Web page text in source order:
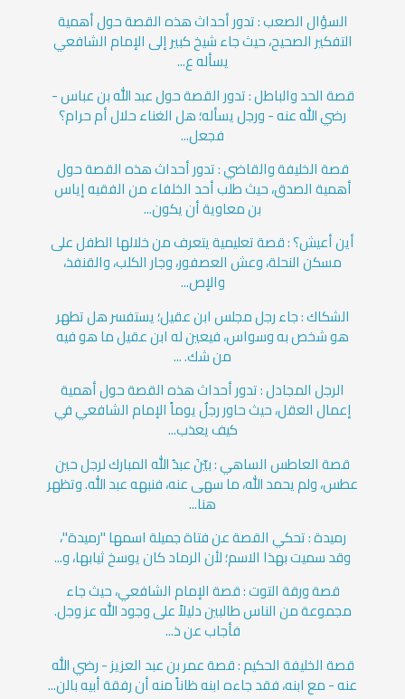
السؤال الصعب : تدور أحداث هذه القصة حول أهمية
التفكير الصحيح، حيث جاء شيخ كبير إلى الإمام الشافعي
يسأله ع...
قصة الحد والباطل : تدور القصة حول عبد الله بن عباس -
رضي الله عنه - ورجل يسأله؛ هل الغناء حلال أم حرام؟
فجعل...
قصة الخليفة والقاضي : تدور أحداث هذه القصة حول
أهمية الصدق، حيث طلب أحد الخلفاء من الفقيه إياس
بن معاوية أن يكون...
أين أعيش؟ : قصة تعليمية يتعرف من خلالها الطفل على
مسكن النحلة، وعش العصفور، وجار الكلب، والقنفذ،
والإص...
الشكاك : جاء رجل مجلس ابن عقيل؛ يستفسر هل تطهر
هو شخص به وسواس، فيعين له ابن عقيل ما هو فيه
من شك. ...
الرجل المجادل : تدور أحداث هذه القصة حول أهمية
إعمال العقل، حيث حاور رجلٌ يوماً الإمام الشافعي في
كيف يعذب...
قصة العاطس الساهي : بيّنَ عبدُ الله المبارك لرجل حين
عطس، ولم يحمد الله، ما سهى عنه، فنبهه عبد الله. وتظهر
هنا...
رميدة : تحكي القصة عن فتاة جميلة اسمها "رميدة"،
وقد سميت بهذا الاسم؛ لأن الرماد كان يوسخ ثيابها، و...
قصة ورقة التوت : قصة الإمام الشافعي، حيث جاء
مجموعة من الناس طالبين دليلاً على وجود الله عز وجل.
فأجاب عن ذ...
قصة الخليفة الحكيم : قصة عمر بن عبد العزيز - رضي الله
عنه - مع ابنه، فقد جاءه ابنه ظاناً منه أن رفقة أبيه بالن...